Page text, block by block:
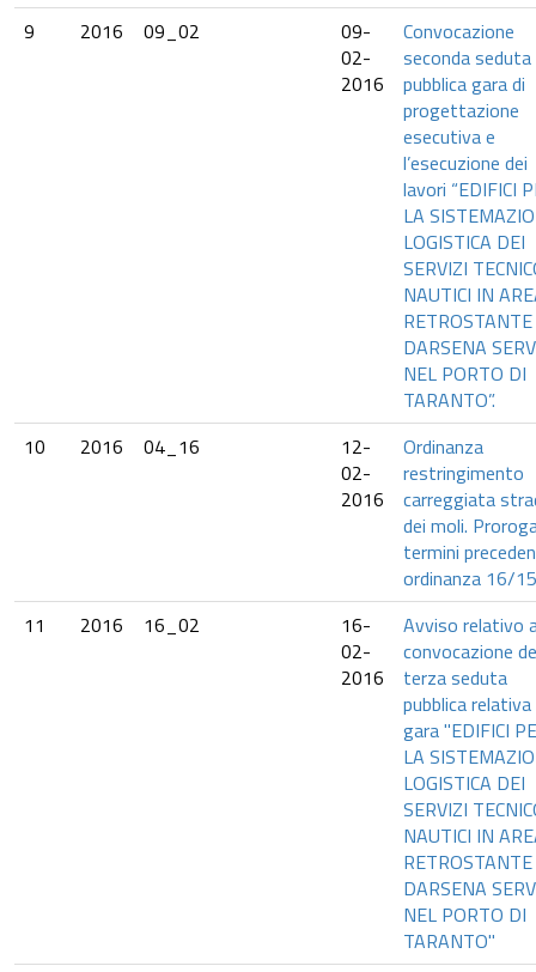
9
2016 09_02
09-
02-
2016
Convocazione
seconda seduta
pubblica gara di
progettazione
esecutiva e
l’esecuzione dei
lavori “EDIFICI
LA
LOGISTICA DEI
SERVIZI
NAUTICI IN
DARSENA
NEL PORTO DI
TARANTO”.
10
2016 04_16
12-
02-
2016
Ordinanza
restringimento
carreggiata
dei moli.
termini
ordinanza 16/15
11
2016 16_02
16-
02-
2016
Avviso relativo
convocazione
terza seduta
pubblica relativa
gara "EDIFICI
LA
LOGISTICA DEI
SERVIZI
NAUTICI IN
DARSENA
NEL PORTO DI
TARANTO"